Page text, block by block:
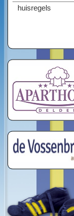
huisregels